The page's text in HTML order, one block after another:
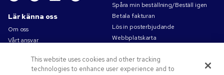
Lär känna oss
Om oss
Vårt ansvar
Försäljningsvillkor
Spåra min beställning/Beställ igen
Betala fakturan
Lös in posterbjudande
Webbplatskarta
This website uses cookies and other tracking
technologies to enhance user experience and to